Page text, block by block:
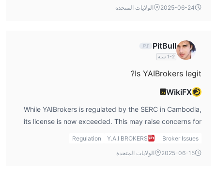
2025-06-24
الولايات المتحدة
PitBull
1-2 سنة
Is YAIBrokers legit?
WikiFXرد
While YAIBrokers is regulated by the SERC in Cambodia,
its license is now exceeded. This may raise concerns for
traders seeking up-to-date regulatory oversight. It is
other aspects of its operations.
Broker Issues
Y.A.I BROKERS
Regulation
2025-06-15
الولايات المتحدة